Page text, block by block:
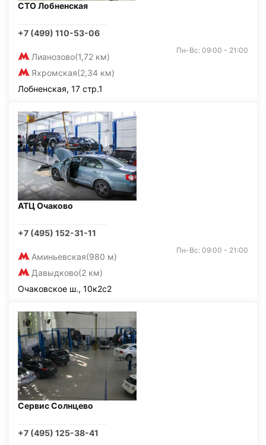
СТО Лобненская
+7 (499) 110-53-06
Лианозово(1,72 км)
Яхромская(2,34 км)
Пн-Вс: 09:00 - 21:00
Лобненская, 17 стр.1
АТЦ Очаково
+7 (495) 152-31-11
Аминьевская(980 м)
Давыдково(2 км)
Пн-Вс: 09:00 - 21:00
Очаковское ш., 10к2с2
Сервис Солнцево
+7 (495) 125-38-41